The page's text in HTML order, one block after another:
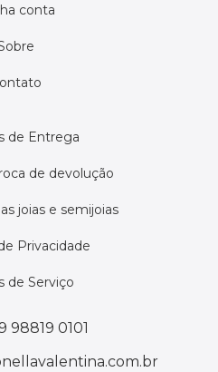
conta
de Entrega
de devolução
joias e semijoias
Privacidade
de Serviço
98819 0101